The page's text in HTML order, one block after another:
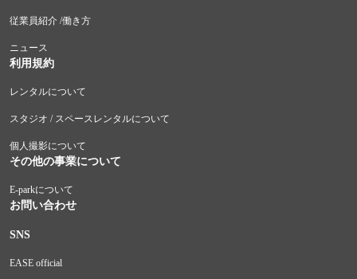
従業員紹介 /働き方
ニュース
利用規約
レンタルについて
スタジオ / スペースレンタルについて
個人撮影について
その他の事業について
E-parkについて
お問い合わせ
SNS
EASE official